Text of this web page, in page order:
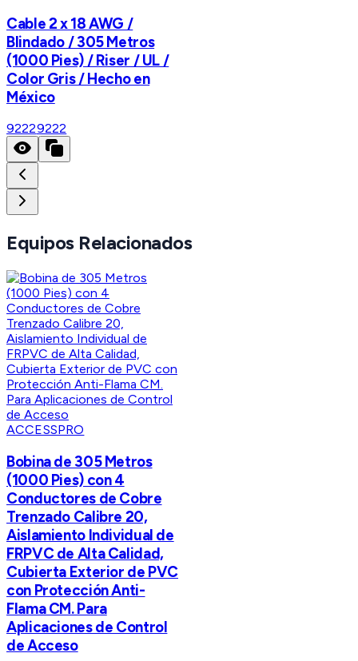
Cable 2 x 18 AWG /
Blindado / 305 Metros
(1000 Pies) / Riser / UL /
Color Gris / Hecho en
México
92229222
Equipos Relacionados
ACCESSPRO
Bobina de 305 Metros
(1000 Pies) con 4
Conductores de Cobre
Trenzado Calibre 20,
Aislamiento Individual de
FRPVC de Alta Calidad,
Cubierta Exterior de PVC
con Protección Anti-
Flama CM. Para
Aplicaciones de Control
de Acceso